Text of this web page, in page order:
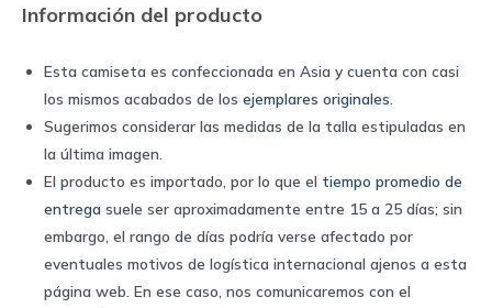
Información del producto
Esta camiseta es confeccionada en Asia y cuenta con casi
los mismos acabados de los ejemplares originales.
Sugerimos considerar las medidas de la talla estipuladas en
la última imagen.
El producto es importado, por lo que el tiempo promedio de
entrega suele ser aproximadamente entre 15 a 25 días; sin
embargo, el rango de días podría verse afectado por
eventuales motivos de logística internacional ajenos a esta
página web. En ese caso, nos comunicaremos con el